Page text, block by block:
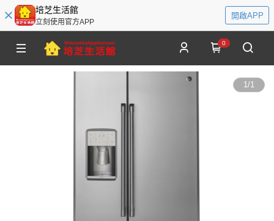
培芝生活館
立刻使用官方APP
開啟APP
0
1/1